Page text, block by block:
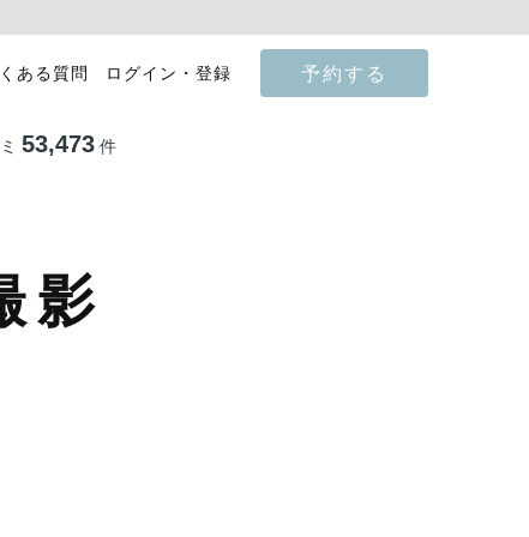
ある質問 ログイン・登録 予約する
53,473件
影